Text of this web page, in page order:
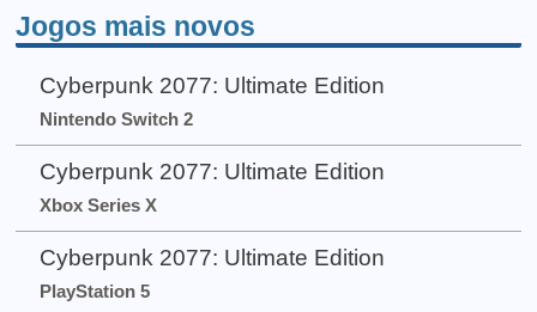
Jogos mais novos
Cyberpunk 2077: Ultimate Edition
Nintendo Switch 2
Cyberpunk 2077: Ultimate Edition
Xbox Series X
Cyberpunk 2077: Ultimate Edition
PlayStation 5